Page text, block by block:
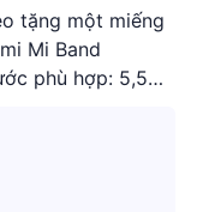
tặng một miếng
Mi Band
phù hợp: 5,5
chỉnh độ dài